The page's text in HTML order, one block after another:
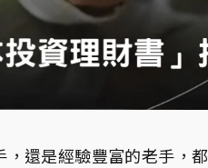
還是經驗豐富的老手，都